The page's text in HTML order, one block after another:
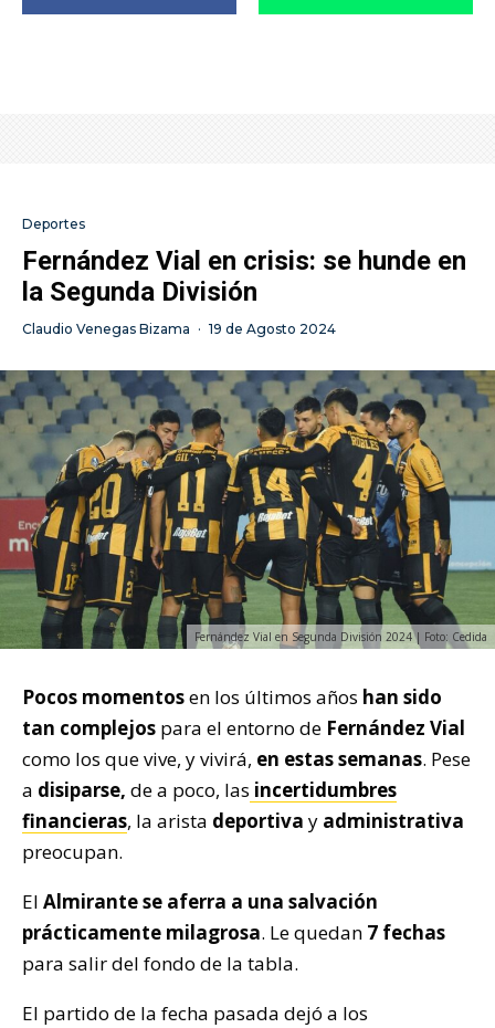
Deportes
Fernández Vial en crisis: se hunde en
la Segunda División
Claudio Venegas Bizama · 19 de Agosto 2024
Fernández Vial en Segunda División 2024 | Foto: Cedida
Pocos momentosen los últimos años han sido
tan complejos para el entorno de Fernández Vial
como los que vive, y vivirá, en estas semanas. Pese
a disiparse, de a poco, las incertidumbres
financieras, la arista deportiva y administrativa
preocupan.
El Almirantese aferra a una salvación
prácticamente milagrosa. Le quedan 7 fechas
para salir del fondo de la tabla.
El partido de la fecha pasada dejó a los